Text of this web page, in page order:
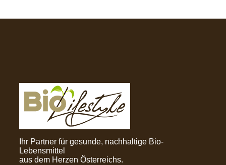
Ihr Partner für gesunde, nachhaltige Bio-
Lebensmittel
aus dem Herzen Österreichs.